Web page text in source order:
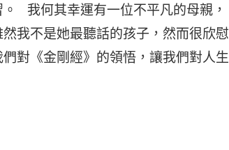
我何其幸運有一位不平凡的母親，
我不是她最聽話的孩子，然而很欣慰
對《金剛經》的領悟，讓我們對人生